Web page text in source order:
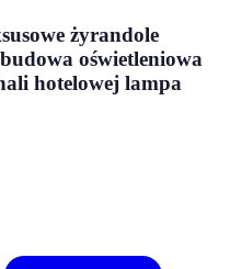
żyrandole
oświetleniowa
hotelowej lampa